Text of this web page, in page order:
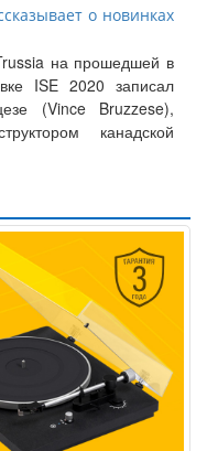
о новинках
на прошедшей в
ISE 2020 записал
(Vince Bruzzese),
канадской